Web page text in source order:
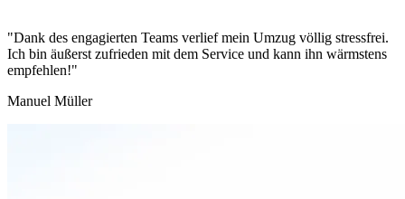
"Dank des engagierten Teams verlief mein Umzug völlig stressfrei.
Ich bin äußerst zufrieden mit dem Service und kann ihn wärmstens
empfehlen!"
Manuel Müller